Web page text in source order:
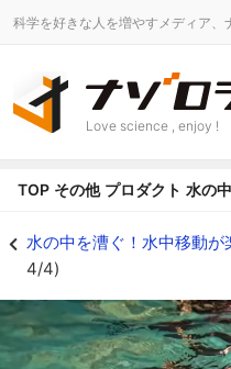
科学を好きな人を増やすメディア、
Love science , enjoy !
TOP その他 プロダクト 水の
水の中を漕ぐ！水中移動が
4/4)